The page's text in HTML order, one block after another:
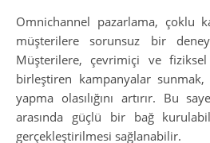
Omnichannel pazarlama, çoklu
müşterilere sorunsuz bir
Müşterilere, çevrimiçi ve
birleştiren kampanyalar sunmak,
yapma olasılığını artırır. Bu
arasında güçlü bir bağ
gerçekleştirilmesi sağlanabilir.